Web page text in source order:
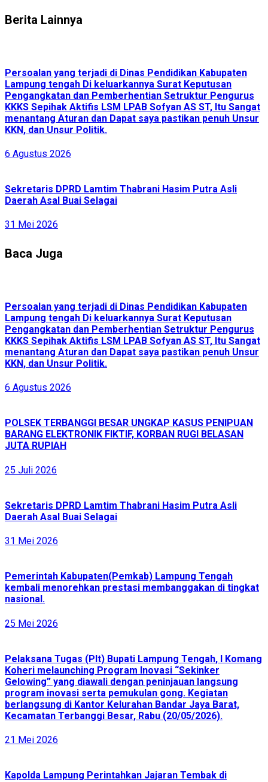
Berita Lainnya
Persoalan yang terjadi di Dinas Pendidikan Kabupaten
Lampung tengah Di keluarkannya Surat Keputusan
Pengangkatan dan Pemberhentian Setruktur Pengurus
KKKS Sepihak Aktifis LSM LPAB Sofyan AS ST, Itu Sangat
menantang Aturan dan Dapat saya pastikan penuh Unsur
KKN, dan Unsur Politik.
6 Agustus 2026
Sekretaris DPRD Lamtim Thabrani Hasim Putra Asli
Daerah Asal Buai Selagai
31 Mei 2026
Baca Juga
Persoalan yang terjadi di Dinas Pendidikan Kabupaten
Lampung tengah Di keluarkannya Surat Keputusan
Pengangkatan dan Pemberhentian Setruktur Pengurus
KKKS Sepihak Aktifis LSM LPAB Sofyan AS ST, Itu Sangat
menantang Aturan dan Dapat saya pastikan penuh Unsur
KKN, dan Unsur Politik.
6 Agustus 2026
POLSEK TERBANGGI BESAR UNGKAP KASUS PENIPUAN
BARANG ELEKTRONIK FIKTIF, KORBAN RUGI BELASAN
JUTA RUPIAH
25 Juli 2026
Sekretaris DPRD Lamtim Thabrani Hasim Putra Asli
Daerah Asal Buai Selagai
31 Mei 2026
Pemerintah Kabupaten(Pemkab) Lampung Tengah
kembali menorehkan prestasi membanggakan di tingkat
nasional.
25 Mei 2026
Pelaksana Tugas (Plt) Bupati Lampung Tengah, I Komang
Koheri melaunching Program Inovasi “Sekinker
Gelowing” yang diawali dengan peninjauan langsung
program inovasi serta pemukulan gong. Kegiatan
berlangsung di Kantor Kelurahan Bandar Jaya Barat,
Kecamatan Terbanggi Besar, Rabu (20/05/2026).
21 Mei 2026
Kapolda Lampung Perintahkan Jajaran Tembak di